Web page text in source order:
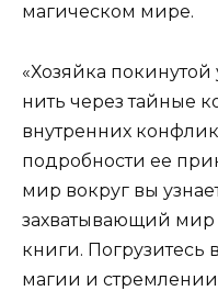
магическом мире.
«Хозяйка покинутой
нить через тайные
внутренних
подробности ее
мир вокруг вы
захватывающий мир
книги. Погрузитесь
магии и